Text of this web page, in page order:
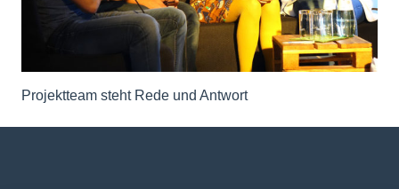
Projektteam steht Rede und Antwort